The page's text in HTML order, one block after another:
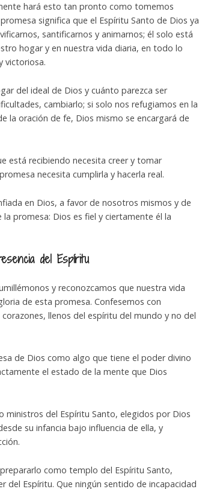
hará esto tan pronto como tomemos
significa que el Espíritu Santo de Dios ya
santificarnos y animarnos; él solo está
hogar y en nuestra vida diaria, en todo lo
victoriosa.
del ideal de Dios y cuánto parezca ser
cambiarlo; si solo nos refugiamos en la
la oración de fe, Dios mismo se encargará de
está recibiendo necesita creer y tomar
necesita cumplirla y hacerla real.
en Dios, a favor de nosotros mismos y de
promesa: Dios es fiel y ciertamente él la
del Espíritu
y reconozcamos que nuestra vida
de esta promesa. Confesemos con
llenos del espíritu del mundo y no del
de Dios como algo que tiene el poder divino
el estado de la mente que Dios
del Espíritu Santo, elegidos por Dios
su infancia bajo influencia de ella, y
como templo del Espíritu Santo,
del Espíritu. Que ningún sentido de incapacidad